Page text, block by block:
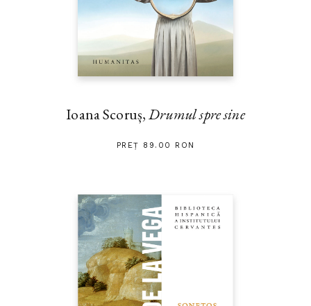
Ioana Scoruș,Drumul spre sine
PREȚ 89.00 RON